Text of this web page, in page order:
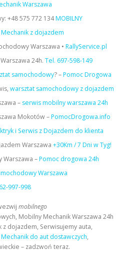
Warszawa
+48 575 772 134MOBILNY
Mechanik z dojazdem
Warszawa • RallyService.pl
24h. Tel. 697-598-149
samochodowy? –Pomoc Drogowa
warsztat samochodowy z dojazdem
– serwis mobilny warszawa 24h
Mokotów –PomocDrogowa.info
i Serwis z Dojazdem do klienta
Warszawa +30Km / 7 Dni w Tyg!
Warszawa –Pomoc drogowa 24h
Warszawa
997-998
mobilnego
Mobilny Mechanik Warszawa 24h
z dojazdem, Serwisujemy auta,
Mechanik do aut dostawczych,
– zadzwoń teraz.